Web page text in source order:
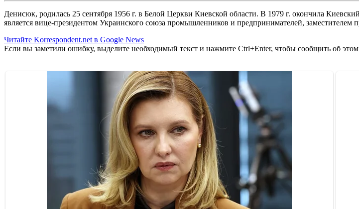
Денисюк, родилась 25 сентября 1956 г. в Белой Церкви Киевской области. В 1979 г. окончила
является вице-президентом Украинского союза промышленников и предпринимателей, заместителем
Читайте Korrespondent.net в Google News
Если вы заметили ошибку, выделите необходимый текст и нажмите Ctrl+Enter, чтобы сообщить об